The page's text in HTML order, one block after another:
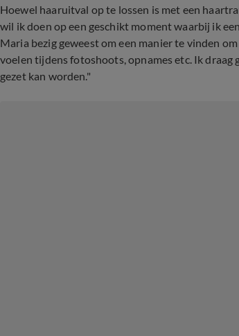
Hoewel haaruitval op te lossen is met een
wil ik doen op een geschikt moment waarbij ik
Maria bezig geweest om een manier te vinden
voelen tijdens fotoshoots, opnames etc. Ik draag
gezet kan worden."